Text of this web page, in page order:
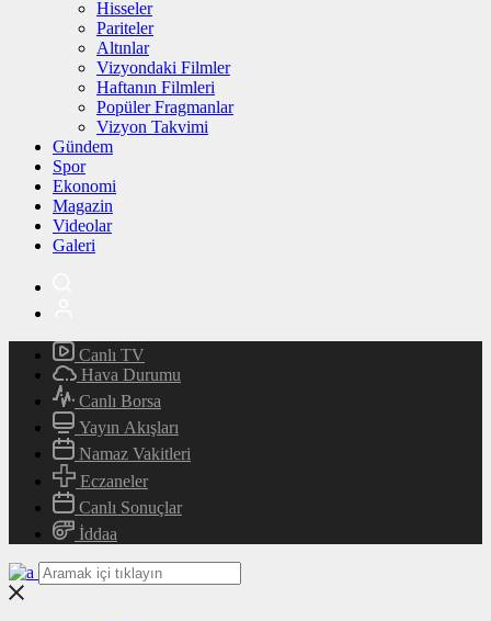
Hisseler
Pariteler
Altınlar
Vizyondaki Filmler
Haftanın Filmleri
Popüler Fragmanlar
Vizyon Takvimi
Gündem
Spor
Ekonomi
Magazin
Videolar
Galeri
Canlı TV
Hava Durumu
Canlı Borsa
Yayın Akışları
Namaz Vakitleri
Eczaneler
Canlı Sonuçlar
İddaa